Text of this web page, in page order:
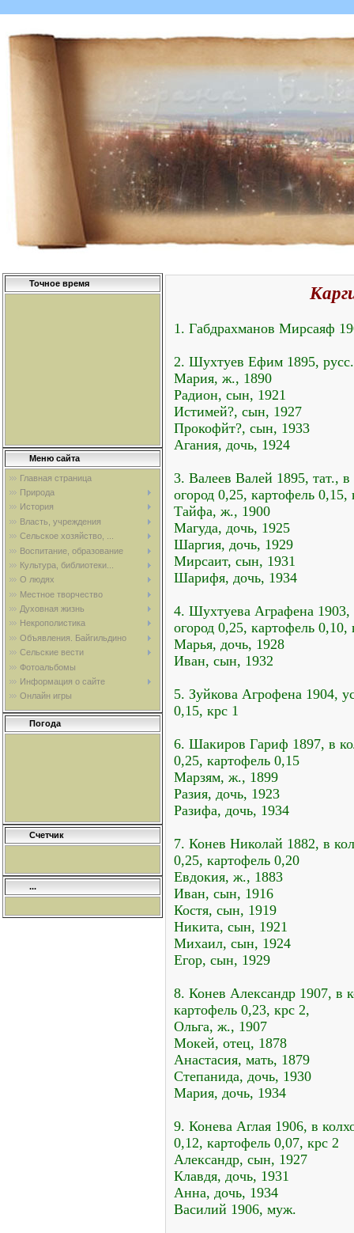
Точное время
Меню сайта
Главная страница
Природа
История
Власть, учреждения
Сельское хозяйство, ...
Воспитание, образование
Культура, библиотеки...
О людях
Местное творчество
Духовная жизнь
Некрополистика
Объявления. Байгильдино
Сельские вести
Фотоальбомы
Информация о сайте
Онлайн игры
Погода
Счетчик
...
1. Габдрахманов Мирсаяф
2. Шухтуев Ефим 1895,
Мария, ж., 1890
Радион, сын, 1921
Истимей?, сын, 1927
Прокофйт?, сын, 1933
Агания, дочь, 1924
3. Валеев Валей 1895, тат., в
огород 0,25, картофель 0,15,
Тайфа, ж., 1900
Магуда, дочь, 1925
Шаргия, дочь, 1929
Мирсаит, сын, 1931
Шарифя, дочь, 1934
4. Шухтуева Аграфена 1903,
огород 0,25, картофель 0,10,
Марья, дочь, 1928
Иван, сын, 1932
5. Зуйкова Агрофена 1904,
0,15, крс 1
6. Шакиров Гариф 1897, в
0,25, картофель 0,15
Марзям, ж., 1899
Разия, дочь, 1923
Разифа, дочь, 1934
7. Конев Николай 1882, в
0,25, картофель 0,20
Евдокия, ж., 1883
Иван, сын, 1916
Костя, сын, 1919
Никита, сын, 1921
Михаил, сын, 1924
Егор, сын, 1929
8. Конев Александр 1907, в
картофель 0,23, крс 2,
Ольга, ж., 1907
Мокей, отец, 1878
Анастасия, мать, 1879
Степанида, дочь, 1930
Мария, дочь, 1934
9. Конева Аглая 1906, в
0,12, картофель 0,07, крс 2
Александр, сын, 1927
Клавдя, дочь, 1931
Анна, дочь, 1934
Василий 1906, муж.